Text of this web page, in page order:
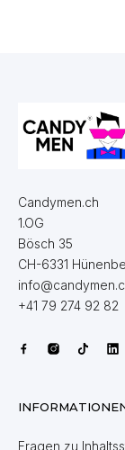
Candymen.ch
1.OG
Bösch 35
CH-6331
+41 79 274 92 82
Fragen zu